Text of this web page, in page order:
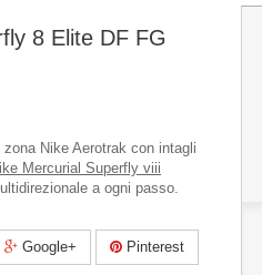
8 Elite DF FG
Nike Aerotrak con intagli
Mercurial Superfly viii
a ogni passo.
Google+ Pinterest